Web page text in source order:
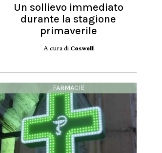
Un sollievo immediato
durante la stagione
primaverile
A cura di Coswell
FARMACIE